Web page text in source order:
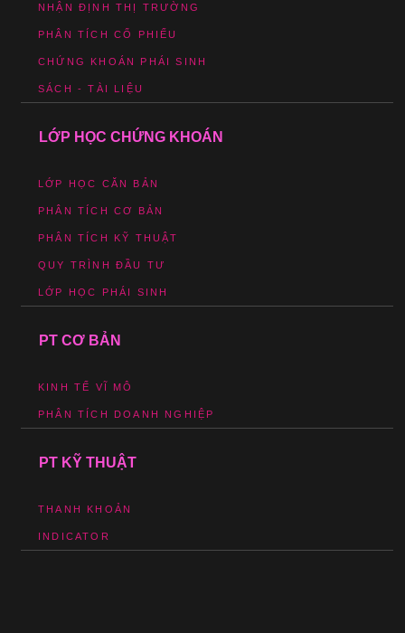
NHẬN ĐỊNH THỊ TRƯỜNG
PHÂN TÍCH CỔ PHIẾU
CHỨNG KHOÁN PHÁI SINH
SÁCH - TÀI LIỆU
LỚP HỌC CHỨNG KHOÁN
LỚP HỌC CĂN BẢN
PHÂN TÍCH CƠ BẢN
PHÂN TÍCH KỸ THUẬT
QUY TRÌNH ĐẦU TƯ
LỚP HỌC PHÁI SINH
PT CƠ BẢN
KINH TẾ VĨ MÔ
PHÂN TÍCH DOANH NGHIỆP
PT KỸ THUẬT
THANH KHOẢN
INDICATOR